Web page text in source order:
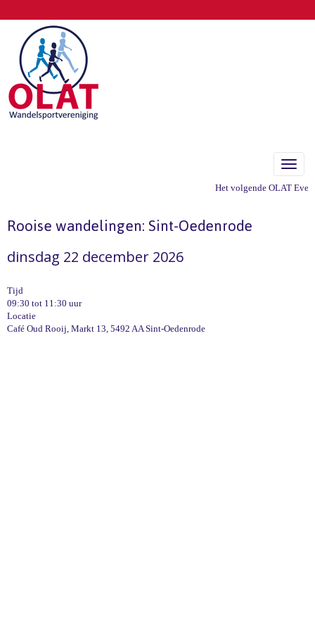
Het volgende OLAT
Rooise wandelingen: Sint-Oedenrode
dinsdag 22 december 2026
Tijd
09:30 tot 11:30 uur
Locatie
Café Oud Rooij, Markt 13, 5492 AA Sint-Oedenrode